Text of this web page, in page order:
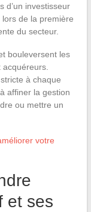
d’un investisseur
de la première
du secteur.
bouleversent les
à chaque
affiner la gestion
ou mettre un
votre
et ses